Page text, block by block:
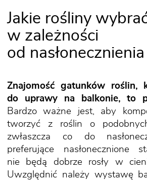
Jakie rośliny
w zależności
od
Znajomość gatunków roślin,
do uprawy na balkonie, to
Bardzo ważne jest, aby
tworzyć z roślin o
zwłaszcza co do
preferujące nasłonecznione
nie będą dobrze rosły w
Uwzględnić należy wystawę